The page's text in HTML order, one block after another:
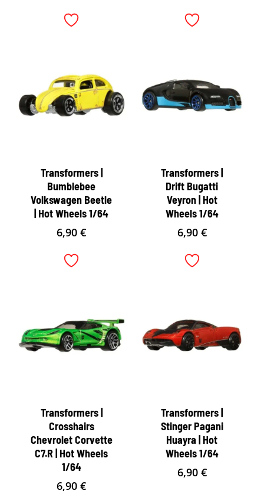
Transformers |
Bumblebee
Volkswagen Beetle
| Hot Wheels 1/64
6,90€
Transformers |
Drift Bugatti
Veyron | Hot
Wheels 1/64
6,90 €
Transformers |
Crosshairs
Chevrolet Corvette
C7.R | Hot Wheels
1/64
6,90€
Transformers |
Stinger Pagani
Huayra | Hot
Wheels 1/64
6,90 €